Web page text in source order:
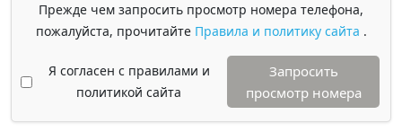
Прежде чем запросить просмотр номера телефона,
пожалуйста, прочитайте Правила и политику сайта .
Я согласен с правилами и
политикой сайта
Запросить
просмотр номера